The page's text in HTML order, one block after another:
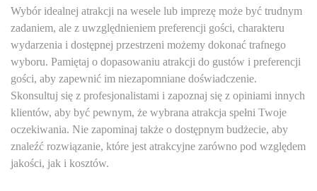
Wybór idealnej atrakcji na wesele lub imprezę może być trudnym
zadaniem, ale z uwzględnieniem preferencji gości, charakteru
wydarzenia i dostępnej przestrzeni możemy dokonać trafnego
wyboru. Pamiętaj o dopasowaniu atrakcji do gustów i preferencji
gości, aby zapewnić im niezapomniane doświadczenie.
Skonsultuj się z profesjonalistami i zapoznaj się z opiniami innych
klientów, aby być pewnym, że wybrana atrakcja spełni Twoje
oczekiwania. Nie zapominaj także o dostępnym budżecie, aby
znaleźć rozwiązanie, które jest atrakcyjne zarówno pod względem
jakości, jak i kosztów.